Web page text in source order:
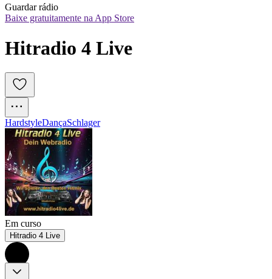
Guardar rádio
Baixe gratuitamente na App Store
Hitradio 4 Live
HardstyleDançaSchlager
Em curso
Hitradio 4 Live